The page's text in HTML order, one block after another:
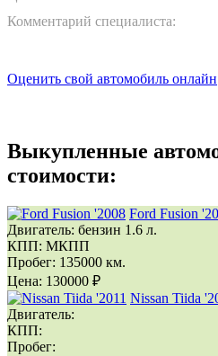
Комментарий специалиста:
Оценить свой автомобиль онлайн
Выкупленные
стоимости:
Ford Fusion
Двигатель: бензин 1.6 л.
КПП: МКПП
Пробег: 135000 км.
Цена: 130000 ₽
Nissan Tiida
Двигатель:
КПП:
Пробег: